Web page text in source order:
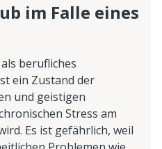
im Falle eines
berufliches
ein Zustand der
und geistigen
Stress am
Es ist gefährlich, weil